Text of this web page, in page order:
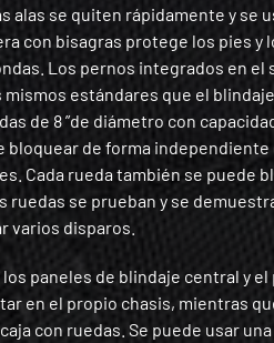
alas se quiten rápidamente y se
con bisagras protege los pies y
Los pernos integrados en el
estándares que el
de 8 ”de diámetro con
bloquear de forma independiente
Cada rueda también se puede
ruedas se prueban y se
varios disparos.
paneles de blindaje central y
en el propio chasis, mientras
con ruedas. Se puede usar